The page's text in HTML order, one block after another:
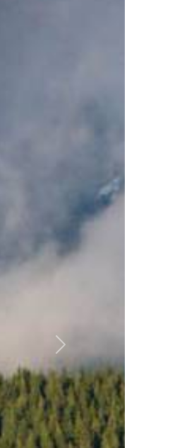
Nästa